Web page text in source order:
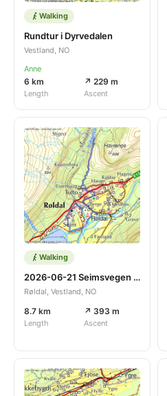
Walking
Rundtur i Dyrvedalen
Vestland, NO
Anne
6 km
Length
↗ 229 m
Ascent
Walking
2026-06-21 Seimsvegen 33 - Seimsvegen gelopen
Røldal, Vestland, NO
8.7 km
Length
↗ 393 m
Ascent